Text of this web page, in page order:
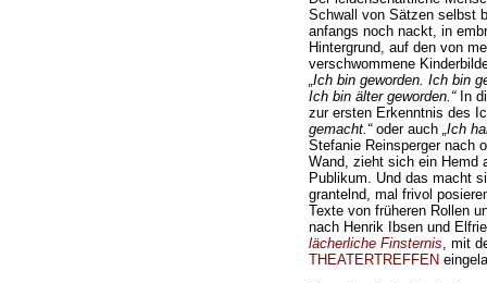
Schwall von Sätzen selbst
anfangs noch nackt, in
Hintergrund, auf den von
verschwommene
„Ich bin geworden. Ich bin
Ich bin älter geworden.“In
zur ersten Erkenntnis des
gemacht.“oder auch „Ich
Stefanie Reinsperger nach
Wand, zieht sich ein Hemd
Publikum. Und das macht
grantelnd, mal frivol
Texte von früheren Rollen
nach Henrik Ibsen und
lächerliche Finsternis, mit
THEATERTREFFEN